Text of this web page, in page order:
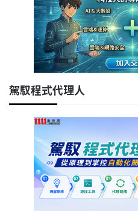
駕馭程式代理人